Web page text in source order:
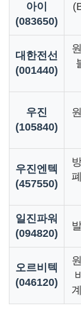
아이
(083650)
대한전선
(001440)
우진
(105840)
우진엔텍
(457550)
일진파워
(094820)
오르비텍
(046120)